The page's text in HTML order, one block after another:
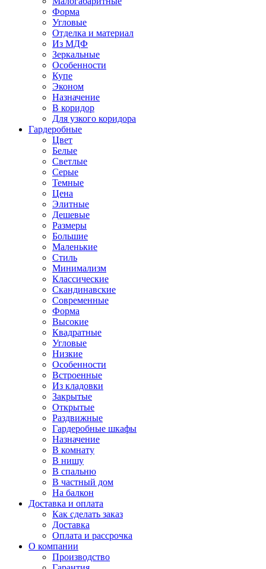
Форма
Угловые
Отделка и материал
Из МДФ
Зеркальные
Особенности
Купе
Эконом
Назначение
В коридор
Для узкого коридора
Гардеробные
Цвет
Белые
Светлые
Серые
Темные
Цена
Элитные
Дешевые
Размеры
Большие
Маленькие
Стиль
Минимализм
Классические
Скандинавские
Современные
Форма
Высокие
Квадратные
Угловые
Низкие
Особенности
Встроенные
Из кладовки
Закрытые
Открытые
Раздвижные
Гардеробные шкафы
Назначение
В комнату
В нишу
В спальню
В частный дом
На балкон
Доставка и оплата
Как сделать заказ
Доставка
Оплата и рассрочка
О компании
Производство